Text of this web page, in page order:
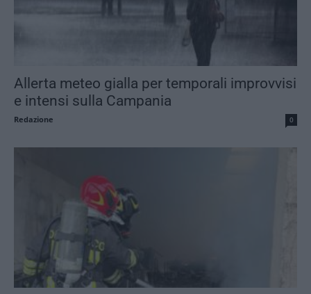
Allerta meteo gialla per temporali improvvisi
e intensi sulla Campania
Redazione 0